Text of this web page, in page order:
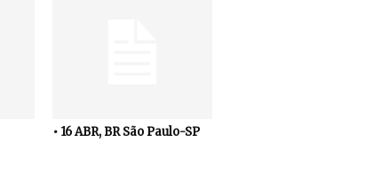
• 16 ABR, BR São Paulo-SP